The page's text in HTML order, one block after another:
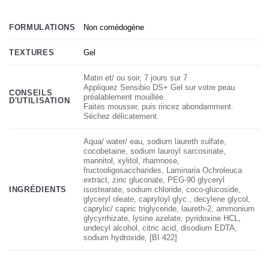
FORMULATIONS Non comédogène
TEXTURES Gel
CONSEILS
D'UTILISATION
Matin et/ ou soir, 7 jours sur 7
Appliquez Sensibio DS+ Gel sur votre peau
préalablement mouillée.
Faites mousser, puis rincez abondamment.
Séchez délicatement.
INGRÉDIENTS
Aqua/ water/ eau, sodium laureth sulfate,
cocobetaine, sodium lauroyl sarcosinate,
mannitol, xylitol, rhamnose,
fructooligosaccharides, Laminaria Ochroleuca
extract, zinc gluconate, PEG-90 glyceryl
isostearate, sodium chloride, coco-glucoside,
glyceryl oleate, capryloyl glyc., decylene glycol,
caprylic/ capric triglyceride, laureth-2, ammonium
glycyrrhizate, lysine azelate, pyridoxine HCL,
undecyl alcohol, citric acid, disodium EDTA,
sodium hydroxide, [BI 422]